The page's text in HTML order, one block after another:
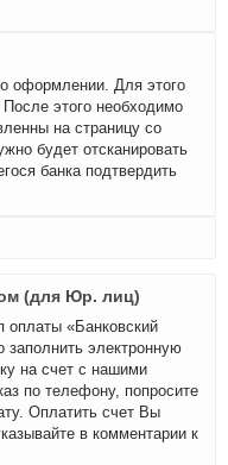
оформлении. Для этого
этого необходимо
на страницу со
будет отсканировать
банка подтвердить
(для Юр. лиц)
оплаты «Банковский
электронную
на счет с нашими
по телефону, попросите
Оплатить счет Вы
в комментарии к